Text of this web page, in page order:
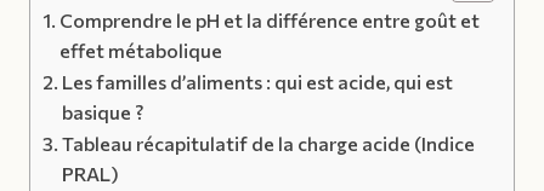
Comprendre le pH et la différence entre goût et
effet métabolique
Les familles d’aliments : qui est acide, qui est
basique ?
Tableau récapitulatif de la charge acide (Indice
PRAL)